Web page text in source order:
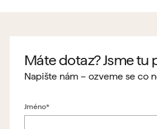
Máte dotaz? Jsme tu
Napište nám – ozveme se co
Jméno*